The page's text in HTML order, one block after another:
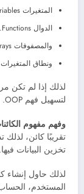
المتغيرات Variables.
الدوال Functions.
والمصفوفات Arrays والكائنات Objects.
ونطاق المتغيرات Scope والمعاملات Operators.
لذلك إذا لم تكن
لتسهيل فهم OOP.
وفهم مفهوم
تقريبًا كائن، لذلك
تخزين البيانات فيها.
لذلك حاول إنشاء
المستخدم،